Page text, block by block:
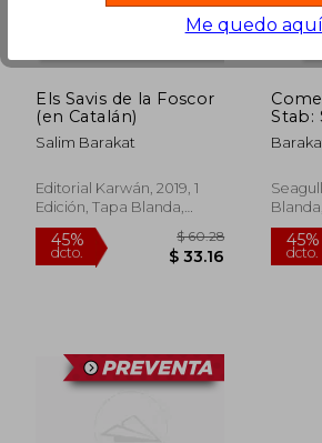
40%
dcto.
Els Savis de la Foscor
(en Catalán)
Salim Barakat
Editorial Karwán, 2019, 1
Edición, Tapa Blanda,
Nuevo
Stab:
(en
Iwen,
Me quedo aquí